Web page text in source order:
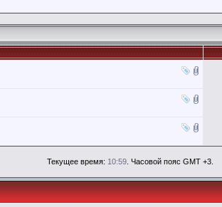
Текущее время: 10:59 . Часовой пояс GMT +3.